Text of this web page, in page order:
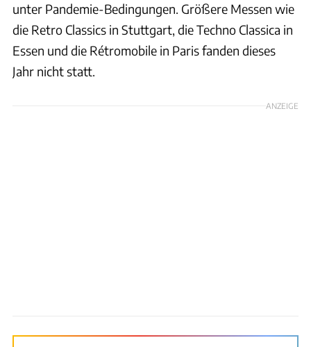
unter Pandemie-Bedingungen. Größere Messen wie
die Retro Classics in Stuttgart, die Techno Classica in
Essen und die Rétromobile in Paris fanden dieses
Jahr nicht statt.
ANZEIGE